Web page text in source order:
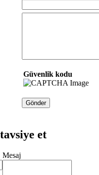
Güvenlik kodu
et
Mesaj